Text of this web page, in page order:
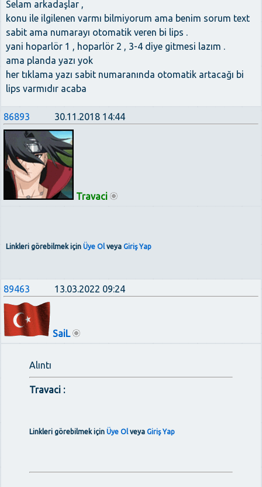
Selam arkadaşlar ,
konu ile ilgilenen varmı bilmiyorum ama benim sorum text
sabit ama numarayı otomatik veren bi lips .
yani hoparlör 1 , hoparlör 2 , 3-4 diye gitmesi lazım .
ama planda yazı yok
her tıklama yazı sabit numaranında otomatik artacağı bi
lips varmıdır acaba
86893 30.11.2018 14:44
Travaci
Linkleri görebilmek için Üye Olveya Giriş Yap
89463 13.03.2022 09:24
SaiL
Alıntı
Travaci :
Linkleri görebilmek için Üye Olveya Giriş Yap